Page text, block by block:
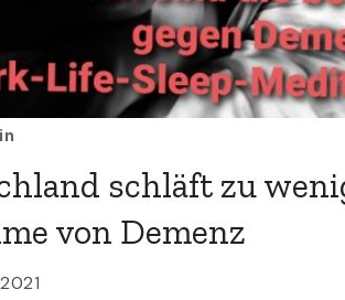
schläft zu
von Demenz